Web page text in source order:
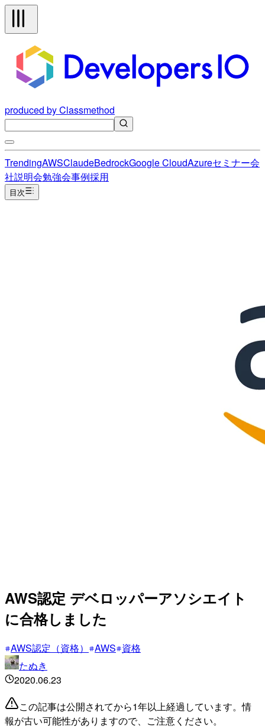
produced by Classmethod
TrendingAWSClaudeBedrockGoogle CloudAzureセミナー会
社説明会勉強会事例採用
目次
AWS認定 デベロッパーアソシエイト
に合格しました
AWS認定（資格） AWS 資格
たぬき
2020.06.23
この記事は公開されてから1年以上経過しています。情
報が古い可能性がありますので、ご注意ください。